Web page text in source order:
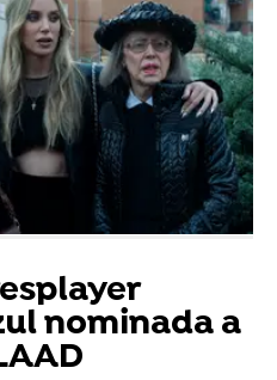
nominada a